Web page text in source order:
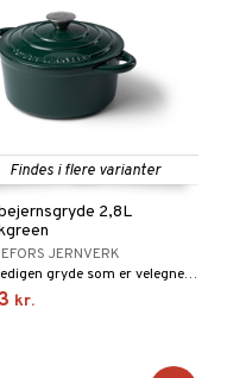
Findes i flere varianter
2,8L
JERNVERK
En gedigen gryde som er velegnet til både simreretter og hverdagsmadlavning.
kr.